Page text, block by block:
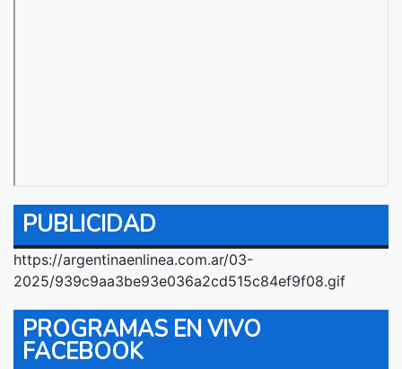
PUBLICIDAD
https://argentinaenlinea.com.ar/03-
2025/939c9aa3be93e036a2cd515c84ef9f08.gif
PROGRAMAS EN VIVO
FACEBOOK